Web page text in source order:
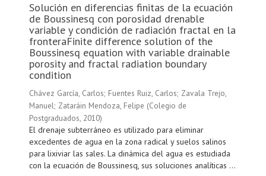
Solución en diferencias finitas de la ecuación
de Boussinesq con porosidad drenable
variable y condición de radiación fractal en la
fronteraFinite difference solution of the
Boussinesq equation with variable drainable
porosity and fractal radiation boundary
condition
Chávez García, Carlos; Fuentes Ruiz, Carlos; Zavala Trejo,
Manuel; Zataráin Mendoza, Felipe (Colegio de
Postgraduados, 2010)
El drenaje subterráneo es utilizado para eliminar
excedentes de agua en la zona radical y suelos salinos
para lixiviar las sales. La dinámica del agua es estudiada
con la ecuación de Boussinesq, sus soluciones analíticas ...